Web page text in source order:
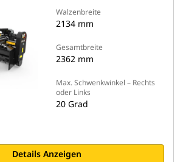
Walzenbreite
2134 mm
Gesamtbreite
2362 mm
Max. Schwenkwinkel – Rechts
oder Links
20 Grad
Details Anzeigen